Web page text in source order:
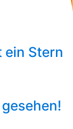
ein Stern